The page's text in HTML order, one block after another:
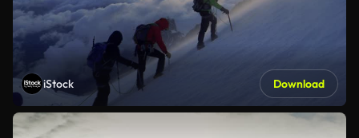
iStock Download